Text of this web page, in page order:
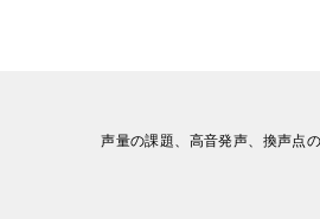
声量の課題、高音発声、換声点